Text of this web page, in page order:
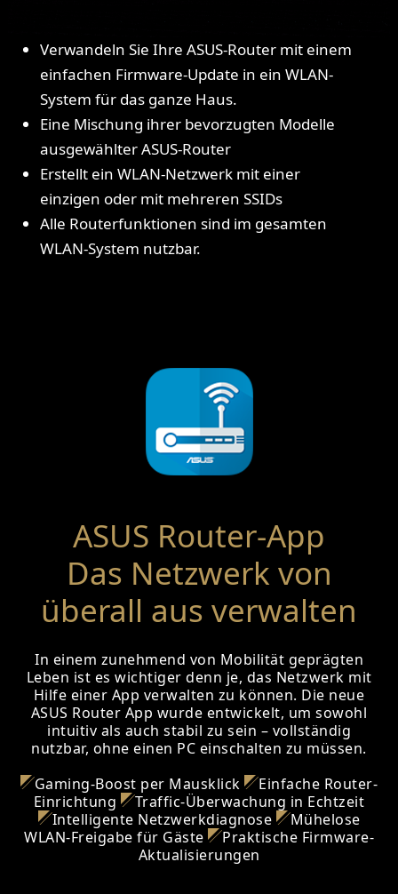
Verwandeln Sie Ihre ASUS-Router mit einem
einfachen Firmware-Update in ein WLAN-
System für das ganze Haus.
Eine Mischung ihrer bevorzugten Modelle
ausgewählter ASUS-Router
Erstellt ein WLAN-Netzwerk mit einer
einzigen oder mit mehreren SSIDs
Alle Routerfunktionen sind im gesamten
WLAN-System nutzbar.
ASUS Router-App
Das Netzwerk von
überall aus verwalten
In einem zunehmend von Mobilität geprägten
Leben ist es wichtiger denn je, das Netzwerk mit
Hilfe einer App verwalten zu können. Die neue
ASUS Router App wurde entwickelt, um sowohl
intuitiv als auch stabil zu sein – vollständig
nutzbar, ohne einen PC einschalten zu müssen.
Gaming-Boost per Mausklick
Einfache Router-
Einrichtung
Traffic-Überwachung in Echtzeit
Intelligente Netzwerkdiagnose
Mühelose
WLAN-Freigabe für Gäste
Praktische Firmware-
Aktualisierungen